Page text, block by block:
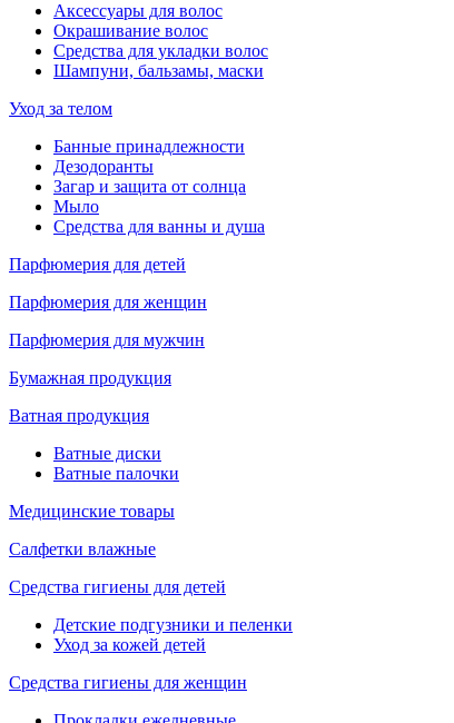
Аксессуары для волос
Окрашивание волос
Средства для укладки волос
Шампуни, бальзамы, маски
Уход за телом
Банные принадлежности
Дезодоранты
Загар и защита от солнца
Мыло
Средства для ванны и душа
Парфюмерия для детей
Парфюмерия для женщин
Парфюмерия для мужчин
Бумажная продукция
Ватная продукция
Ватные диски
Ватные палочки
Медицинские товары
Салфетки влажные
Средства гигиены для детей
Детские подгузники и пеленки
Уход за кожей детей
Средства гигиены для женщин